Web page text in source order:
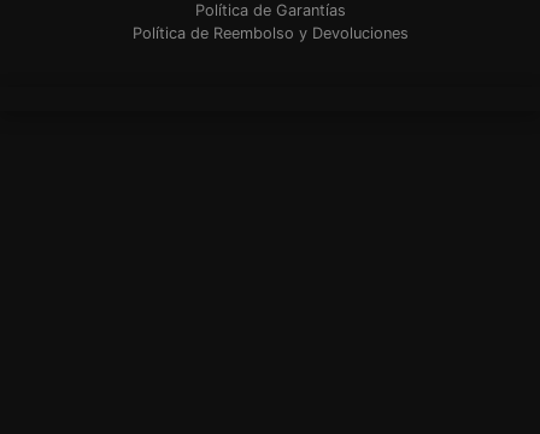
Política de Garantías
Política de Reembolso y Devoluciones